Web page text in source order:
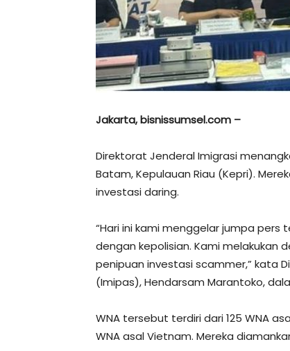
Jakarta, bisnissumsel.com –
Direktorat Jenderal Imigrasi
Batam, Kepulauan Riau (Kepri).
investasi daring.
“Hari ini kami menggelar jumpa
dengan kepolisian. Kami melakukan
penipuan investasi scammer,” kata
(Imipas), Hendarsam Marantoko,
WNA tersebut terdiri dari 125 WNA
WNA asal Vietnam. Mereka